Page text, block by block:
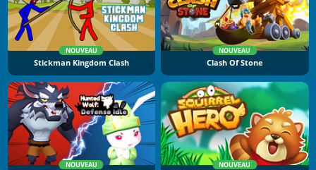
NOUVEAU
Stickman Kingdom Clash
NOUVEAU
Clash Of Stone
NOUVEAU NOUVEAU